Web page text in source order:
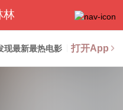
林
现最新最热电影 打开App